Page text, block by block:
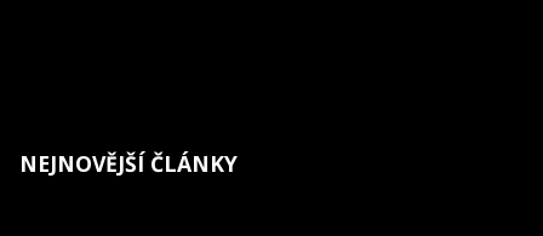
NEJNOVĚJŠÍ ČLÁNKY